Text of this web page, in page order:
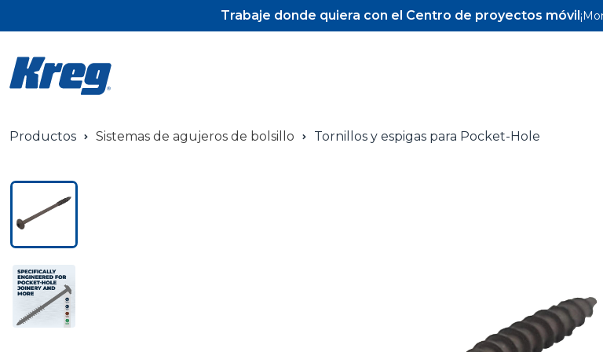
Trabaje donde quiera con el Centro de proyectos móvil
Productos Sistemas de agujeros de bolsillo Tornillos y espigas para Pocket-Hole